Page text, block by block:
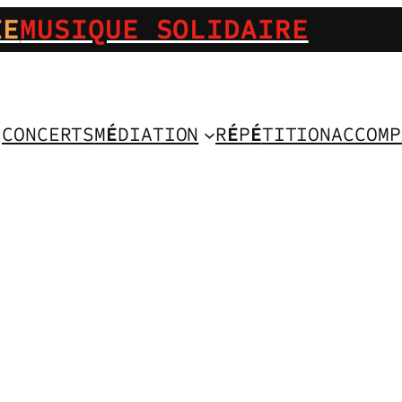
MUSIQUE SOLIDAIRE
CONCERTSMÉDIATION RÉPÉTITION